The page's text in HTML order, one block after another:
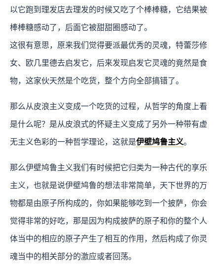
以它跑到理发店去理发的时候又吃了个棒棒糖，它结果被
棒棒糖感动了，后面它被甜甜圈感动了。
这很有意思，原来我们觉得要派最优秀的灵魂，特蕾莎修
女、欧几里德去启发它，后来发现启发它灵魂的竟然是食
物，这家伙天然是个吃货，整个方向全部搞错了。
那么从皮浪主义变成一个吃货的过程，从哲学的角度上看
是什么呢？是从皮浪式的怀疑主义变成了另外一种带有虚
无主义色彩的一种哲学理论，这就是伊壁鸠鲁主义。
那么伊壁鸠鲁主义我们有时候把它归类为一种古代的享乐
主义，也就是说伊壁鸠鲁的想法非常简单，天下世界的万
物都是由原子所构成的，你如果能够吃到一个披萨，你会
觉得非常的好吃，那是因为构成披萨的原子和你的整个人
体当中的相应的原子产生了相互的作用，然后构成了你灵
魂当中的相关部分的激应或者回荡。